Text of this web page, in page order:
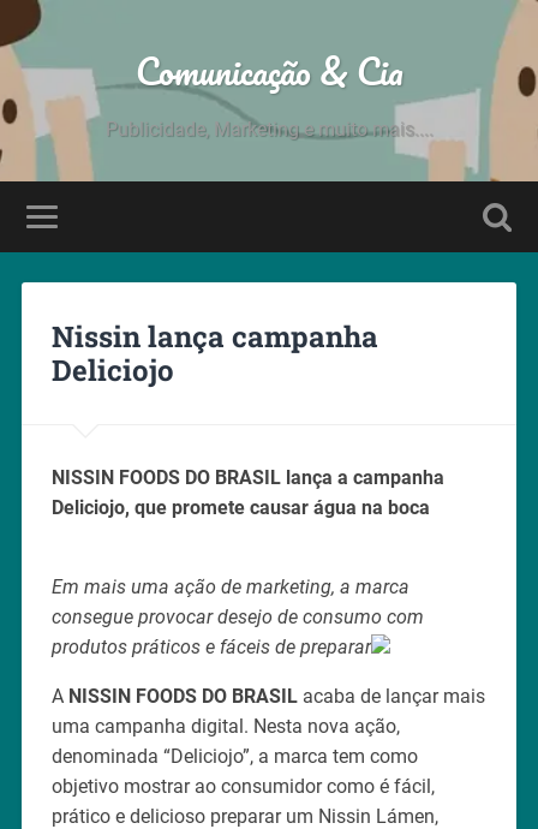
Comunicação & Cia
Publicidade, Marketing e muito mais....
Nissin lança campanha
Deliciojo
NISSIN FOODS DO BRASIL lança a campanha
Deliciojo, que promete causar água na boca
Em mais uma ação de marketing, a marca
consegue provocar desejo de consumo com
produtos práticos e fáceis de preparar
A NISSIN FOODS DO BRASILacaba de lançar mais
uma campanha digital. Nesta nova ação,
denominada “Deliciojo”, a marca tem como
objetivo mostrar ao consumidor como é fácil,
prático e delicioso preparar um Nissin Lámen,